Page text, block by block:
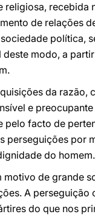
religiosa, recebida
de relações
sociedade política,
deste modo, a
da razão,
e
pelo facto de
perseguições por
do homem.
motivo de grande
A perseguição
do que nos